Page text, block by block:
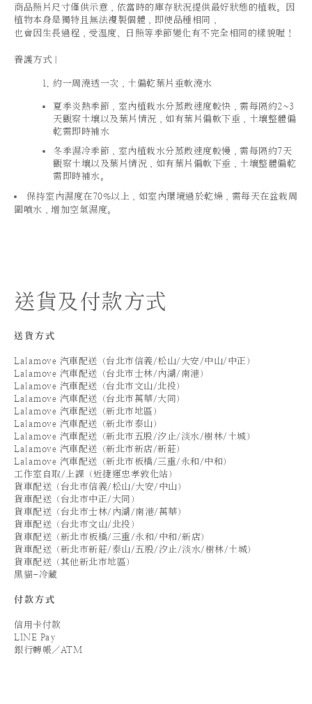
商品照片尺寸僅供示意，依當時的庫存狀況提供最好狀態的植栽。因
植物本身是獨特且無法複製個體，即使品種相同，
也會因生長過程，受溫度、日照等季節變化有不完全相同的樣貌喔！
養護方式｜
約一周澆透一次，土偏乾葉片垂軟澆水
夏季炎熱季節，室內植栽水分蒸散速度較快，需每隔約2~3
天觀察土壤以及葉片情況，如有葉片偏軟下垂，土壤整體偏
乾需即時補水
冬季濕冷季節，室內植栽水分蒸散速度較慢，需每隔約7天
觀察土壤以及葉片情況，如有葉片偏軟下垂，土壤整體偏乾
需即時補水。
保持室內濕度在70%以上，如室內環境過於乾燥，需每天在盆栽周
圍噴水，增加空氣濕度。
送貨及付款方式
送貨方式
Lalamove 汽車配送（台北市信義/松山/大安/中山/中正）
Lalamove 汽車配送（台北市士林/內湖/南港）
Lalamove 汽車配送（台北市文山/北投）
Lalamove 汽車配送（台北市萬華/大同）
Lalamove 汽車配送（新北市地區）
Lalamove 汽車配送（新北市泰山）
Lalamove 汽車配送（新北市五股/汐止/淡水/樹林/土城）
Lalamove 汽車配送（新北市新店/新莊）
Lalamove 汽車配送（新北市板橋/三重/永和/中和）
工作室自取/上課（近捷運忠孝敦化站）
貨車配送（台北市信義/松山/大安/中山）
貨車配送（台北市中正/大同）
貨車配送（台北市士林/內湖/南港/萬華）
貨車配送（台北市文山/北投）
貨車配送（新北市板橋/三重/永和/中和/新店）
貨車配送（新北市新莊/泰山/五股/汐止/淡水/樹林/土城）
貨車配送（其他新北市地區）
黑貓-冷藏
付款方式
信用卡付款
LINE Pay
銀行轉帳／ATM